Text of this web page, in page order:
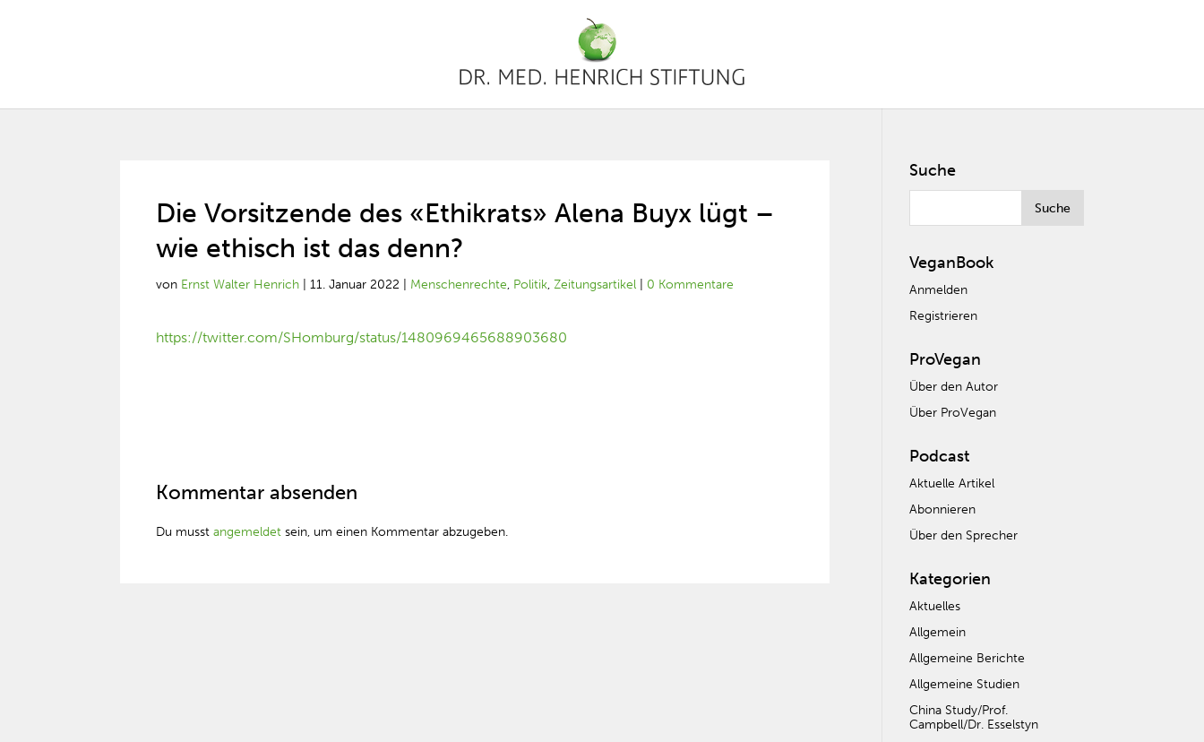
Die Vorsitzende des «Ethikrats» Alena Buyx lügt –
wie ethisch ist das denn?
von Ernst Walter Henrich |11. Januar 2022 Menschenrechte, Politik,Zeitungsartikel 0 Kommentare
https://twitter.com/SHomburg/status/1480969465688903680
Kommentar absenden
Du musstangemeldet sein, um einen Kommentar abzugeben.
Suche
VeganBook
Anmelden
Registrieren
ProVegan
Über den Autor
Über ProVegan
Podcast
Aktuelle Artikel
Abonnieren
Über den Sprecher
Kategorien
Aktuelles
Allgemein
Allgemeine Berichte
Allgemeine Studien
China Study/Prof.
Campbell/Dr. Esselstyn